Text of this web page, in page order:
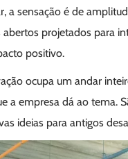
a sensação é de
projetados para
positivo.
ocupa um andar
a empresa dá ao tema.
ideias para antigos